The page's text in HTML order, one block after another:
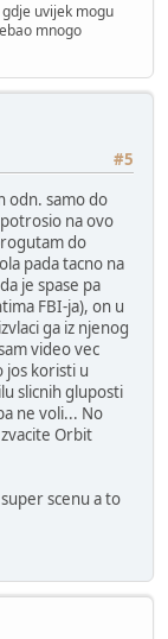
uvijek mogu
mnogo
#5
odn. samo do
na ovo
do
pada tacno na
je spase pa
FBI-ja), on u
ga iz njenog
video vec
jos koristi u
slicnih gluposti
ne voli... No
Orbit
scenu a to